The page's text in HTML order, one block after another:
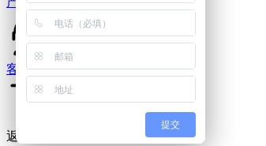
客服电话
返回顶部
提交